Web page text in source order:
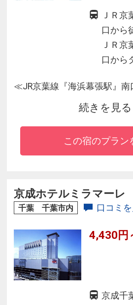
ＪＲ京
口から
ＪＲ京
口から
≪JR京葉線『海浜幕張駅』
★東京ディズニーリゾート（
から3駅16分♪
★幕張メッセへは徒歩３分！
に増床！
★地元の方にもご愛顧いただ
続きを見る
この宿のプラン
京成ホテルミラマーレ
千葉 千葉市内 口コミ
4,430円
京成千